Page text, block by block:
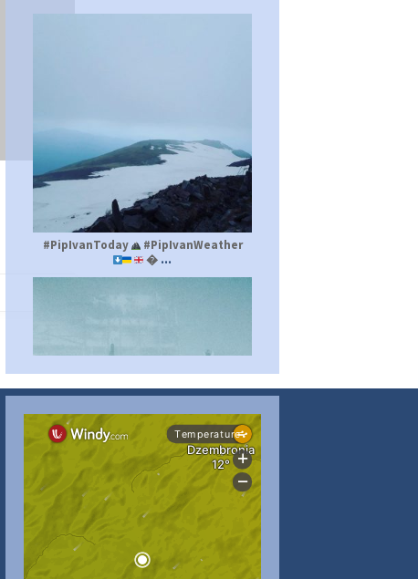
#PipIvanToday
#PipIvanWeather
 ...
#PipIvanToday
#PipIvanWeather

pimrec_project